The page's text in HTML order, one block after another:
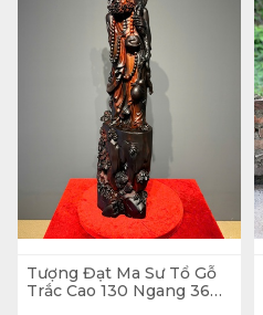
Tượng Đạt Ma Sư Tổ Gỗ
Trắc Cao 130 Ngang 36